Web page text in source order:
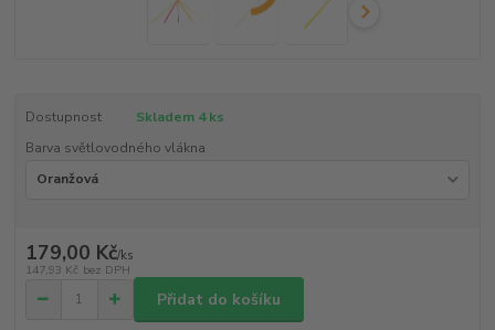
Dostupnost
Skladem 4 ks
Barva světlovodného vlákna
179,00 Kč/ks
147,93 Kč bez DPH
Přidat do košíku